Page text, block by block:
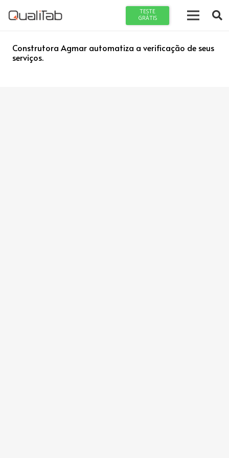
TESTE
GRÁTIS
Construtora Agmar automatiza a verificação de seus
serviços.